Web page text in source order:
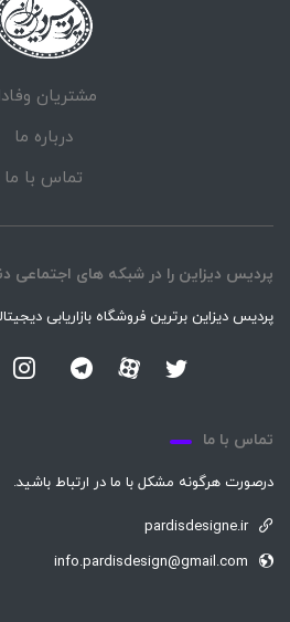
مشتریان
درباره ما
تماس با ما
پردیس دیزاین را در شبکه های اجتماعی
پردیس دیزاین برترین فروشگاه بازاریابی
تماس با ما
درصورت هرگونه مشکل با ما در ارتباط باشید.
pardisdesigne.ir
info.pardisdesign@gmail.com